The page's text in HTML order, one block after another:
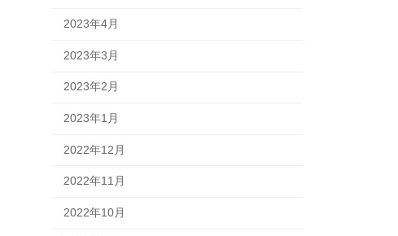
2023年4月
2023年3月
2023年2月
2023年1月
2022年12月
2022年11月
2022年10月